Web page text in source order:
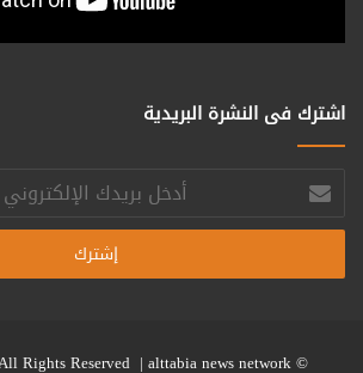
اشترك فى النشرة البريدية
أدخل
بريدك
الإلكتروني
© Copyright 2026, All Rights Reserved |
alttabia news network